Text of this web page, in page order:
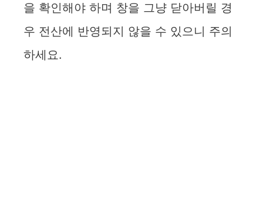
을 확인해야 하며 창을 그냥 닫아버릴 경
우 전산에 반영되지 않을 수 있으니 주의
하세요.